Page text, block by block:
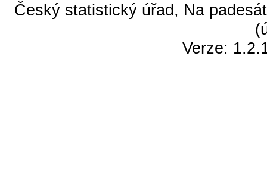
Český statistický úřad, Na
Verze: